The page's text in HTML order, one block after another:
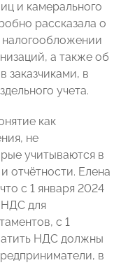
и камерального
рассказала о
налогообложении
а также об
заказчиками, в
учета.
как
не
учитываются в
отчётности. Елена
с 1 января 2024
для
с 1
НДС должны
в